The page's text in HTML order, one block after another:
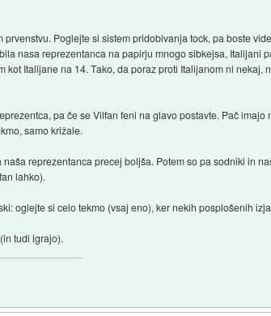
Poglejte si sistem pridobivanja tock, pa boste
nasa reprezentanca na papirju mnogo sibkejsa, Italijani
Italijane na 14. Tako, da poraz proti Italijanom ni nekaj,
pa če se Vilfan feni na glavo postavte. Pač imajo
samo križale.
reprezentanca precej boljša. Potem so pa sodniki in
lahko).
oglejte si celo tekmo (vsaj eno), ker nekih posplošenih
tudi igrajo).